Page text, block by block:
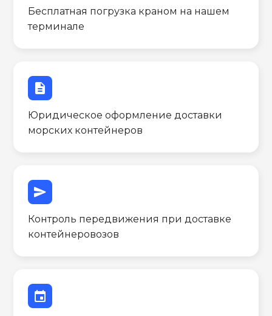
Бесплатная погрузка краном на нашем
терминале
description
Юридическое оформление доставки
морских контейнеров
send
Контроль передвижения при доставке
контейнеровозов
event